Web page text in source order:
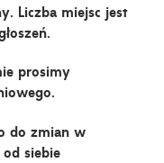
Liczba miejsc jest
prosimy
do zmian w
siebie